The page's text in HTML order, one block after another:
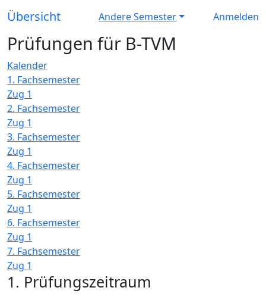
Übersicht Andere Semester Anmelden
Prüfungen für B-TVM
Kalender
1. Fachsemester
Zug 1
2. Fachsemester
Zug 1
3. Fachsemester
Zug 1
4. Fachsemester
Zug 1
5. Fachsemester
Zug 1
6. Fachsemester
Zug 1
7. Fachsemester
Zug 1
1. Prüfungszeitraum